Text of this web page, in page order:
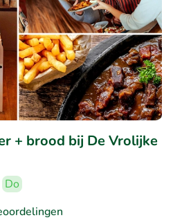
+ brood bij De Vrolijke
Do